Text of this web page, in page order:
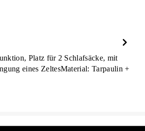
Platz für 2 Schlafsäcke, mit
eines ZeltesMaterial: Tarpaulin +